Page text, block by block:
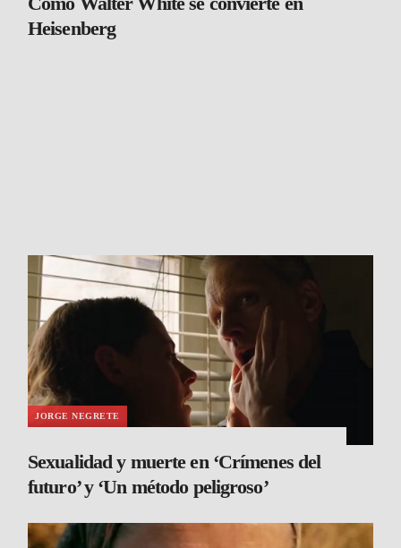
Heisenberg
JORGE NEGRETE
Sexualidad y muerte en ‘Crímenes del
futuro’ y ‘Un método peligroso’